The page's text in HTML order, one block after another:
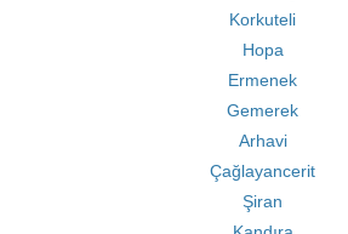
Korkuteli
Hopa
Ermenek
Gemerek
Arhavi
Çağlayancerit
Şiran